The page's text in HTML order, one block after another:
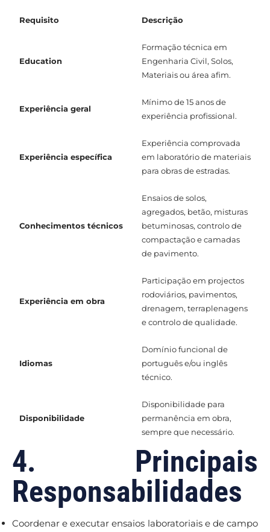
Requisito Descrição
Education
Formação técnica em
Engenharia Civil, Solos,
Materiais ou área afim.
Experiência geral
Mínimo de 15 anos de
experiência profissional.
Experiência específica
Experiência comprovada
em laboratório de materiais
para obras de estradas.
Conhecimentos técnicos
Ensaios de solos,
agregados, betão, misturas
betuminosas, controlo de
compactação e camadas
de pavimento.
Experiência em obra
Participação em projectos
rodoviários, pavimentos,
drenagem, terraplenagens
e controlo de qualidade.
Idiomas
Domínio funcional de
português e/ou inglês
técnico.
Disponibilidade
Disponibilidade para
permanência em obra,
sempre que necessário.
4. Principais
Responsabilidades
Coordenar e executar ensaios laboratoriais e de campo